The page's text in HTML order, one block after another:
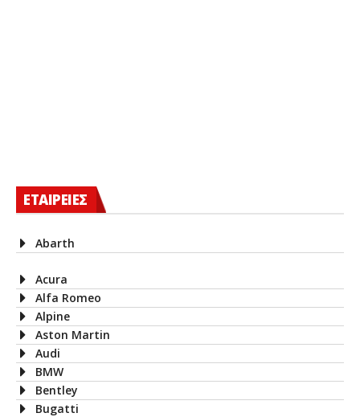
ΕΤΑΙΡΕΙΕΣ
Abarth
Acura
Alfa Romeo
Alpine
Aston Martin
Audi
BMW
Bentley
Bugatti